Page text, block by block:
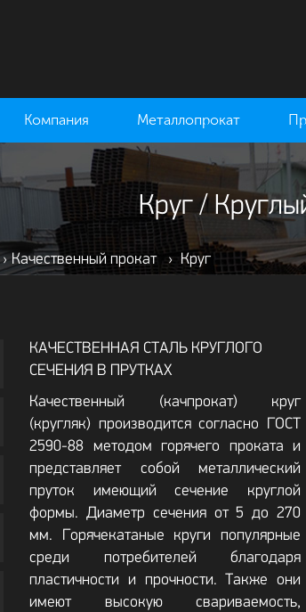
Компания Металлопрокат
Круг /
› Качественный прокат › Круг
КАЧЕСТВЕННАЯ СТАЛЬ КРУГЛОГО
СЕЧЕНИЯ В ПРУТКАХ
Качественный (качпрокат) круг
(кругляк) производится согласно ГОСТ
2590-88 методом горячего проката и
представляет собой металлический
пруток имеющий сечение круглой
формы. Диаметр сечения от 5 до 270
мм. Горячекатаные круги популярные
среди потребителей благодаря
пластичности и прочности. Также они
имеют высокую свариваемость,